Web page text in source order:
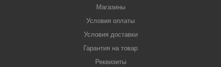
Магазины
Условия оплаты
Условия доставки
Гарантия на товар
Реквизиты